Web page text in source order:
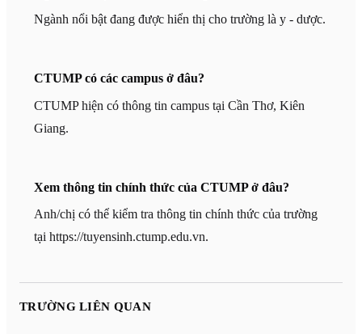
Ngành nổi bật đang được hiển thị cho trường là y - dược.
CTUMP có các campus ở đâu?
CTUMP hiện có thông tin campus tại Cần Thơ, Kiên
Giang.
Xem thông tin chính thức của CTUMP ở đâu?
Anh/chị có thể kiểm tra thông tin chính thức của trường
tại https://tuyensinh.ctump.edu.vn.
TRƯỜNG LIÊN QUAN